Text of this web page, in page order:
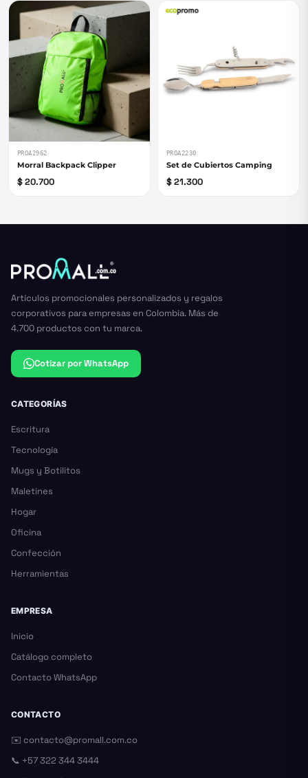
PROA2962
Morral Backpack Clipper
$ 20.700
PROA2230
Set de Cubiertos Camping
$ 21.300
Artículos promocionales personalizados y regalos
corporativos para empresas en Colombia. Más de
4.700 productos con tu marca.
Cotizar por WhatsApp
CATEGORÍAS
Escritura
Tecnología
Mugs y Botilitos
Maletines
Hogar
Oficina
Confección
Herramientas
EMPRESA
Inicio
Catálogo completo
Contacto WhatsApp
CONTACTO
✉️ contacto@promall.com.co
📞 +57 322 344 3444